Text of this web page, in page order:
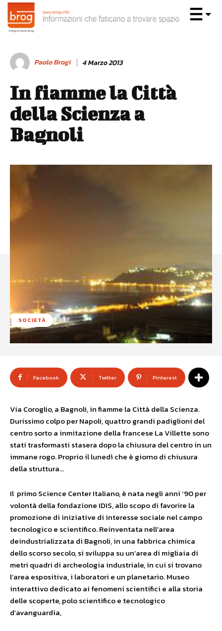
Paolo Brogi 4 Marzo 2013
In fiamme la Città
della Scienza a
Bagnoli
SOCIETÀ
Facebook Twitter Pinterest
Via Coroglio, a Bagnoli, in fiamme la Città della Scienza.
Durissimo colpo per Napoli, quattro grandi padiglioni del
centro sorto a inmitazione della francese La Villette sono
stati trasformasti stasera dopo la chiusura del centro in un
immane rogo. Proprio il lunedì che è giorno di chiusura
della struttura…
Il primo Science Center Italiano, è nata negli anni ’90 per
volontà della fondazione IDIS, allo scopo di favorire la
promozione di iniziative di interesse sociale nel campo
tecnologico e scientifico. Reinventata nell’area
deindustrializzata di Bagnoli, in una fabbrica chimica
dello scorso secolo, si sviluppa su un’area di migliaia di
metri quadri di archeologia industriale, in cui si trovano
l’area espositiva, i laboratori e un planetario. Museo
interattivo dedicato ai fenomeni scientifici e alla storia
delle scoperte, polo scientifico e tecnologico
d’avanguardia,